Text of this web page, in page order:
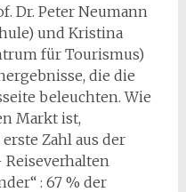
Dr. Peter Neumann
und Kristina
für Tourismus)
die die
beleuchten. Wie
Markt ist,
Zahl aus der
Reiseverhalten
: 67 % der